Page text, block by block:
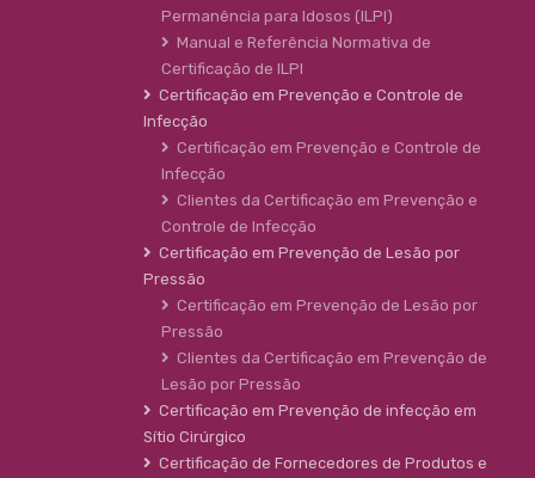
Permanência para Idosos (ILPI)
Manual e Referência Normativa de
Certificação de ILPI
Certificação em Prevenção e Controle de
Infecção
Certificação em Prevenção e Controle de
Infecção
Clientes da Certificação em Prevenção e
Controle de Infecção
Certificação em Prevenção de Lesão por
Pressão
Certificação em Prevenção de Lesão por
Pressão
Clientes da Certificação em Prevenção de
Lesão por Pressão
Certificação em Prevenção de infecção em
Sítio Cirúrgico
Certificação de Fornecedores de Produtos e